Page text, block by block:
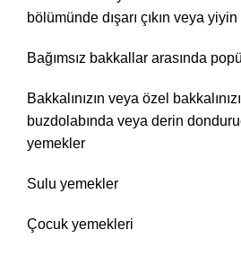
bölümünde dışarı çıkın veya yiyin
Bağımsız bakkallar arasında
Bakkalınızın veya özel
buzdolabında veya derin
yemekler
Sulu yemekler
Çocuk yemekleri